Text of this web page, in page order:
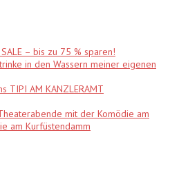
SALE – bis zu 75 % sparen!
in den Wassern meiner eigenen
TIPI AM KANZLERAMT
mit der Komödie am
am Kurfüstendamm